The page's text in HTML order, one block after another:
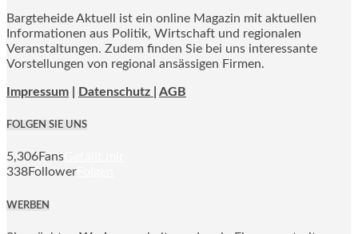
Bargteheide Aktuell ist ein online Magazin mit aktuellen
Informationen aus Politik, Wirtschaft und regionalen
Veranstaltungen. Zudem finden Sie bei uns interessante
Vorstellungen von regional ansässigen Firmen.
Impressum Datenschutz | AGB
FOLGEN SIE UNS
5,306Fans
338Follower
WERBEN